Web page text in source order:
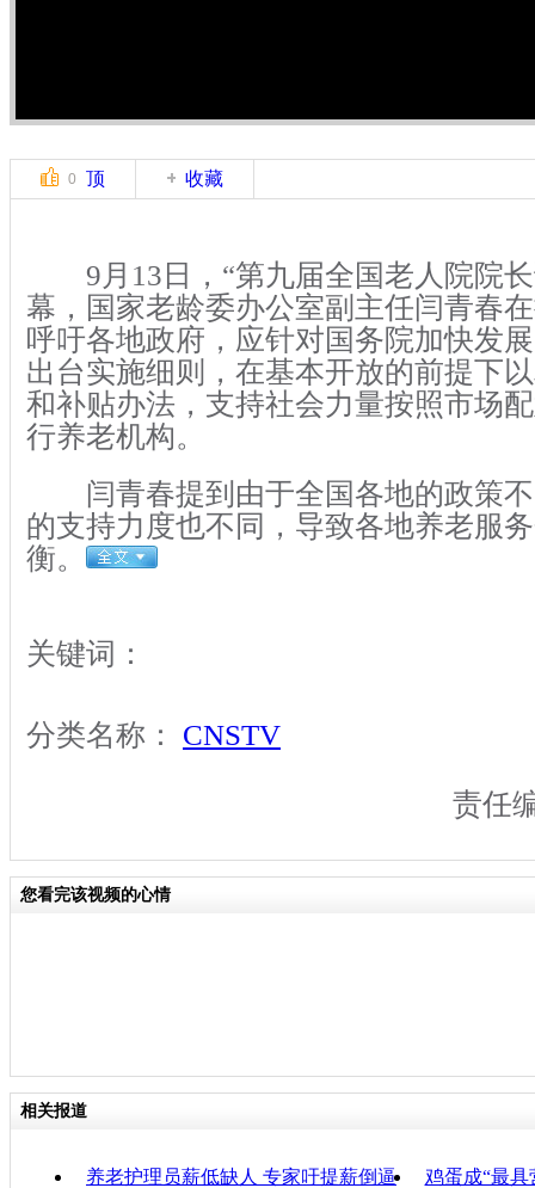
0 顶 收藏
9月13日，“第九届全国老人院院长
幕，国家老龄委办公室副主任闫青春
呼吁各地政府，应针对国务院加快发
出台实施细则，在基本开放的前提下
和补贴办法，支持社会力量按照市场
行养老机构。
闫青春提到由于全国各地的政策不
的支持力度也不同，导致各地养老服
衡。
关键词：
分类名称： CNSTV
责任
您看完该视频的心情
相关报道
养老护理员薪低缺人 专家吁提薪倒逼
鸡蛋成“最